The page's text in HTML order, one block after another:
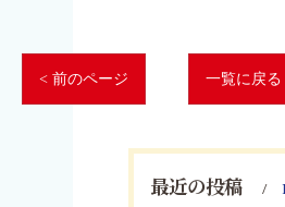
< 前のページ 一覧に戻る
最近の投稿